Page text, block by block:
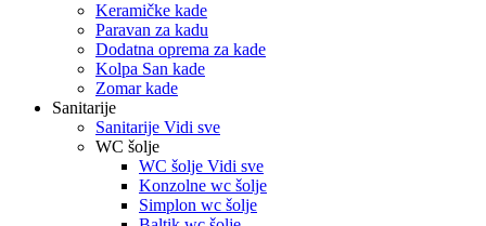
Keramičke kade
Paravan za kadu
Dodatna oprema za kade
Kolpa San kade
Zomar kade
Sanitarije
Sanitarije Vidi sve
WC šolje
WC šolje Vidi sve
Konzolne wc šolje
Simplon wc šolje